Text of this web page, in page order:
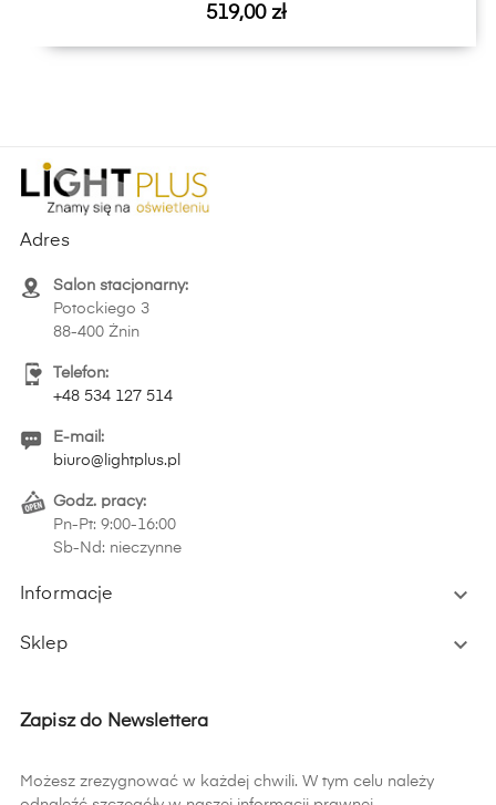
Cena
519,00 zł
Adres
Salon stacjonarny:
Potockiego 3
88-400 Żnin
Telefon:
+48 534 127 514
E-mail:
biuro@lightplus.pl
Godz. pracy:
Pn-Pt: 9:00-16:00
Sb-Nd: nieczynne
Informacje 
Sklep 
Zapisz do Newslettera
Możesz zrezygnować w każdej chwili. W tym celu należy